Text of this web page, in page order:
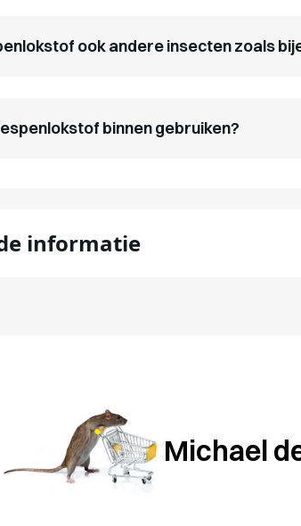
ook andere insecten zoals
binnen gebruiken?
informatie
Michael